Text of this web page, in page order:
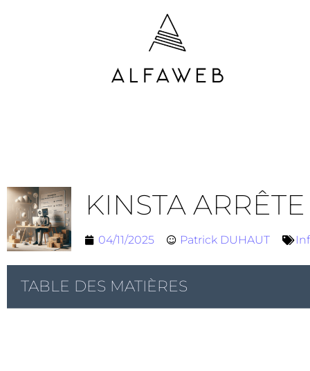
KINSTA
04/11/2025 Patrick DUHAUT
TABLE DES MATIÈRES